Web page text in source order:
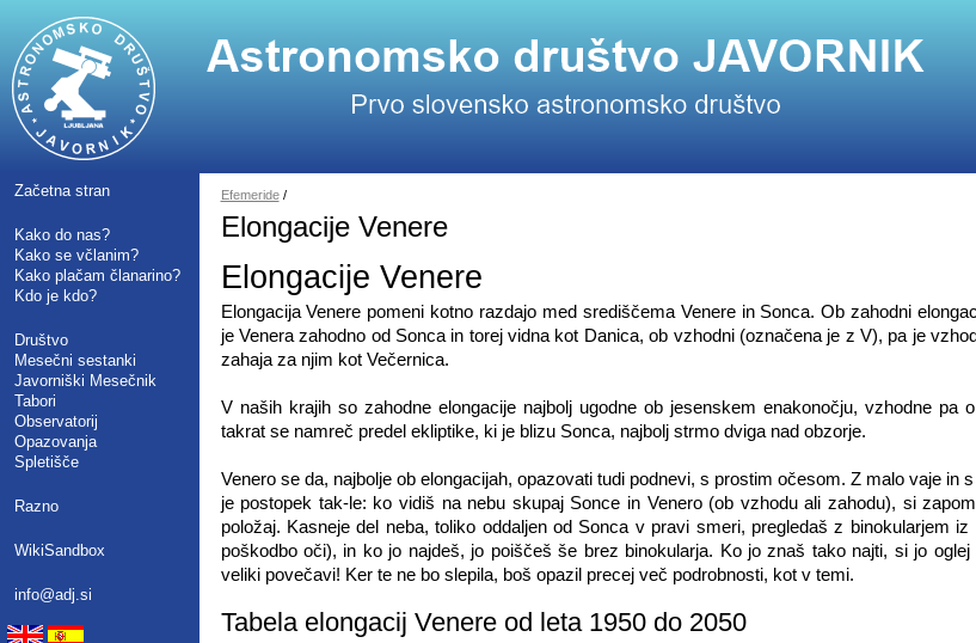
Začetna stran
Kako do nas?
Kako se včlanim?
Kako plačam članarino?
Kdo je kdo?
Društvo
Mesečni sestanki
Javorniški Mesečnik
Tabori
Observatorij
Opazovanja
Spletišče
Razno
WikiSandbox
info@adj.si
Efemeride/
Elongacije Venere
Elongacije Venere
Elongacija Venere pomeni kotno razdajo med središčema Venere in Sonca. Ob zahodni
je Venera zahodno od Sonca in torej vidna kot Danica, ob vzhodni (označena je z V), pa je
zahaja za njim kot Večernica.
V naših krajih so zahodne elongacije najbolj ugodne ob jesenskem enakonočju, vzhodne pa
takrat se namreč predel ekliptike, ki je blizu Sonca, najbolj strmo dviga nad obzorje.
Venero se da, najbolje ob elongacijah, opazovati tudi podnevi, s prostim očesom. Z malo vaje in
je postopek tak-le: ko vidiš na nebu skupaj Sonce in Venero (ob vzhodu ali zahodu), si
položaj. Kasneje del neba, toliko oddaljen od Sonca v pravi smeri, pregledaš z binokularjem
poškodbo oči), in ko jo najdeš, jo poiščeš še brez binokularja. Ko jo znaš tako najti, si jo
veliki povečavi! Ker te ne bo slepila, boš opazil precej več podrobnosti, kot v temi.
Tabela elongacij Venere od leta 1950 do 2050